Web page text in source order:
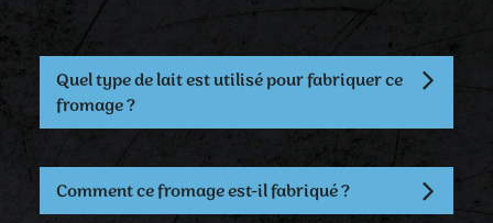
Quel type de lait est utilisé pour fabriquer ce
fromage ?
Comment ce fromage est-il fabriqué ?